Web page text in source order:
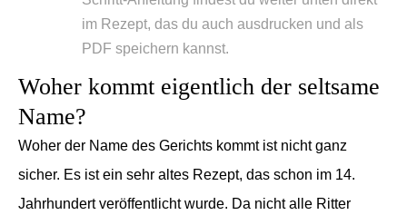
im Rezept, das du auch ausdrucken und als
PDF speichern kannst.
Woher kommt eigentlich der seltsame
Name?
Woher der Name des Gerichts kommt ist nicht ganz
sicher. Es ist ein sehr altes Rezept, das schon im 14.
Jahrhundert veröffentlicht wurde. Da nicht alle Ritter